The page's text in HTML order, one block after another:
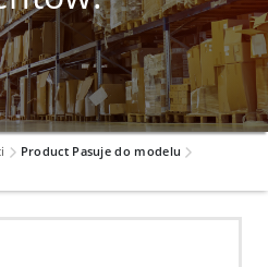
Product Pasuje do modelu